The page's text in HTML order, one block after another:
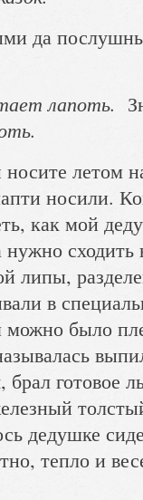
да
лапоть.
летом
носили.
как мой
сходить
липы,
в
было
брал готовое
дедушке
тепло и